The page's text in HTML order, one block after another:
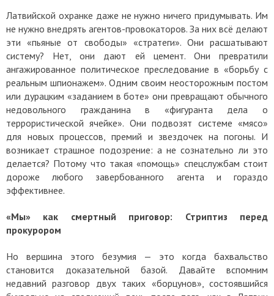
Латвийской охранке даже не нужно ничего придумывать. Им
не нужно внедрять агентов-провокаторов. За них всё делают
эти «пьяные от свободы» «стратеги». Они расшатывают
систему? Нет, они дают ей цемент. Они превратили
ангажированное политическое преследование в «борьбу с
реальным шпионажем». Одним своим неосторожным постом
или дурацким «заданием в боте» они превращают обычного
недовольного гражданина в «фигуранта дела о
террористической ячейке». Они подвозят системе «мясо»
для новых процессов, премий и звездочек на погоны. И
возникает страшное подозрение: а не сознательно ли это
делается? Потому что такая «помощь» спецслужбам стоит
дороже любого завербованного агента и гораздо
эффективнее.
«Мы» как смертный приговор: Стриптиз перед
прокурором
Но вершина этого безумия — это когда бахвальство
становится доказательной базой.
Давайте вспомним
недавний разговор двух таких «борцунов», состоявшийся